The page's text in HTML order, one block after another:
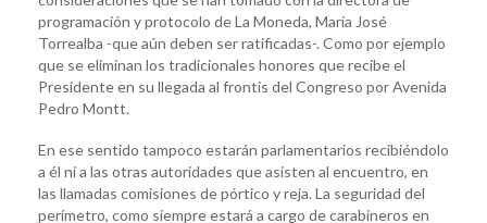
programación y protocolo de La Moneda, María José
Torrealba -que aún deben ser ratificadas-. Como por ejemplo
que se eliminan los tradicionales honores que recibe el
Presidente en su llegada al frontis del Congreso por Avenida
Pedro Montt.
En ese sentido tampoco estarán parlamentarios recibiéndolo
a él ni a las otras autoridades que asisten al encuentro, en
las llamadas comisiones de pórtico y reja. La seguridad del
perímetro, como siempre estará a cargo de carabineros en